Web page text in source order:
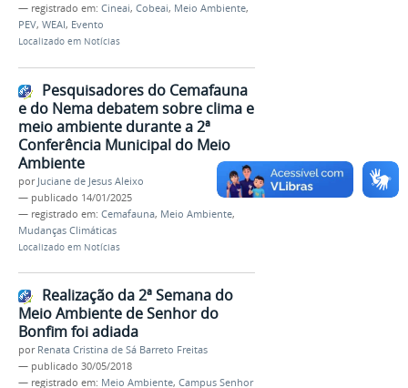
— registrado em: Cineai, Cobeai, Meio Ambiente,
PEV, WEAI, Evento
Localizado em Notícias
Pesquisadores do Cemafauna
e do Nema debatem sobre clima e
meio ambiente durante a 2ª
Conferência Municipal do Meio
Ambiente
por Juciane de Jesus Aleixo
— publicado 14/01/2025
— registrado em: Cemafauna, Meio Ambiente,
Mudanças Climáticas
Localizado em Notícias
Realização da 2ª Semana do
Meio Ambiente de Senhor do
Bonfim foi adiada
por Renata Cristina de Sá Barreto Freitas
— publicado 30/05/2018
— registrado em: Meio Ambiente, Campus Senhor